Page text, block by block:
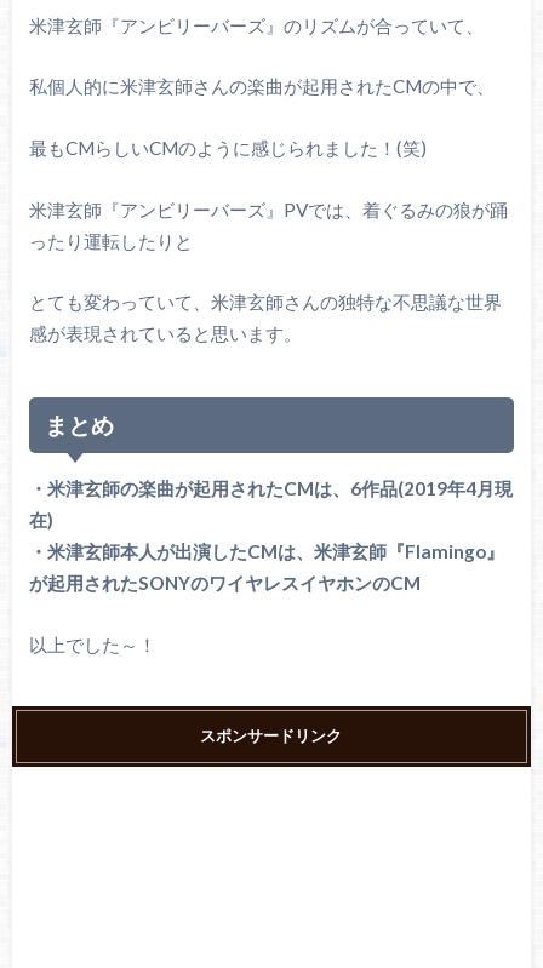
米津玄師『アンビリーバーズ』のリズムが合っていて、
私個人的に米津玄師さんの楽曲が起用されたCMの中で、
最もCMらしいCMのように感じられました！(笑)
米津玄師『アンビリーバーズ』PVでは、着ぐるみの狼が踊
ったり運転したりと
とても変わっていて、米津玄師さんの独特な不思議な世界
感が表現されていると思います。
まとめ
・米津玄師の楽曲が起用されたCMは、6作品(2019年4月現
在)
・米津玄師本人が出演したCMは、米津玄師『Flamingo』
が起用されたSONYのワイヤレスイヤホンのCM
以上でした～！
スポンサードリンク